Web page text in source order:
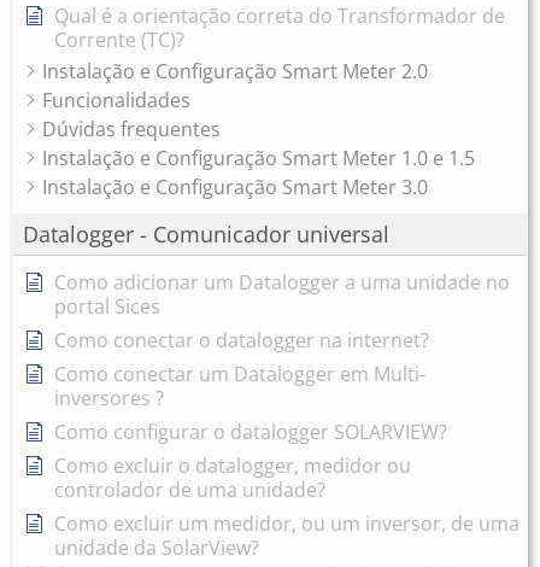
Qual é a orientação correta do Transformador de
Corrente (TC)?
Instalação e Configuração Smart Meter 2.0
Funcionalidades
Dúvidas frequentes
Instalação e Configuração Smart Meter 1.0 e 1.5
Instalação e Configuração Smart Meter 3.0
Datalogger - Comunicador universal
Como adicionar um Datalogger a uma unidade no
portal Sices
Como conectar o datalogger na internet?
Como conectar um Datalogger em Multi-
inversores ?
Como configurar o datalogger SOLARVIEW?
Como excluir o datalogger, medidor ou
controlador de uma unidade?
Como excluir um medidor, ou um inversor, de uma
unidade da SolarView?